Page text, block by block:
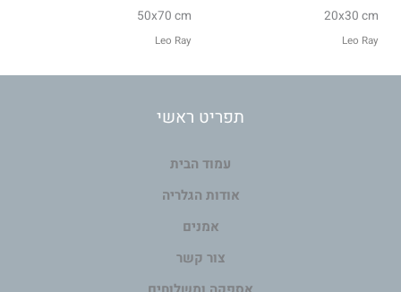
20x30 cm
Leo Ray
50x70 cm
Leo Ray
תפריט ראשי
עמוד הבית
אודות הגלריה
אמנים
צור קשר